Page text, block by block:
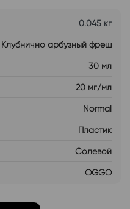
0.045 кг
Клубнично арбузный фреш
30 мл
20 мг/мл
Normal
Пластик
Солевой
OGGO